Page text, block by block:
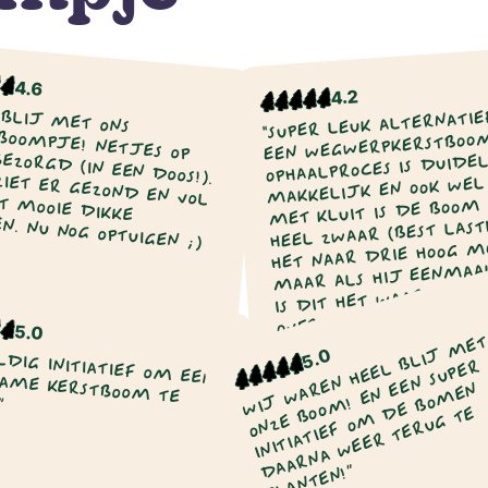
4.6
MET ONS
NETJES OP TIJD BEZORGD (IN EEN DOOS!).
GEZOND EN VOL UIT MET MOOIE DIKKE
NU NOG OPTUIGEN ;)
Pepijn van de
Vondervoort
2022
4.2
"SUPER LEUK
EEN
OPHAALPROCES IS
MAKKELIJK EN OOK
MET KLUIT IS DE BOOM
HEEL ZWAAR (BEST
HET NAAR DRIE HOOG
MAAR ALS HIJ
IS DIT HET WAARD! DE
OVERIGENS NIET VEEL
DAN EEN “NORMALE”
KERSTBOOM."Nina Vos
2022
5.0
5.0
R
L
O
E
R
D
N
E